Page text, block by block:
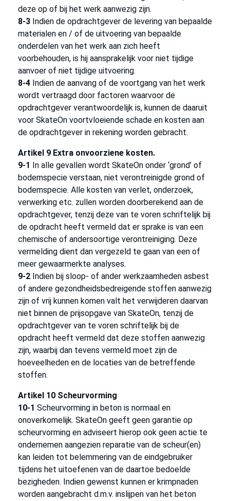
deze op of bij het werk aanwezig zijn.
8-3 Indien de opdrachtgever de levering van bepaalde
materialen en / of de uitvoering van bepaalde
onderdelen van het werk aan zich heeft
voorbehouden, is hij aansprakelijk voor niet tijdige
aanvoer of niet tijdige uitvoering.
8-4 Indien de aanvang of de voortgang van het werk
wordt vertraagd door factoren waarvoor de
opdrachtgever verantwoordelijk is, kunnen de daaruit
voor SkateOn voortvloeiende schade en kosten aan
de opdrachtgever in rekening worden gebracht.
Artikel 9 Extra onvoorziene kosten.
9-1 In alle gevallen wordt SkateOn onder ‘grond’ of
bodemspecie verstaan, niet verontreinigde grond of
bodemspecie. Alle kosten van verlet, onderzoek,
verwerking etc. zullen worden doorberekend aan de
opdrachtgever, tenzij deze van te voren schriftelijk bij
de opdracht heeft vermeld dat er sprake is van een
chemische of andersoortige verontreiniging. Deze
vermelding dient dan vergezeld te gaan van een of
meer gewaarmerkte analyses.
9-2 Indien bij sloop- of ander werkzaamheden asbest
of andere gezondheidsbedreigende stoffen aanwezig
zijn of vrij kunnen komen valt het verwijderen daarvan
niet binnen de prijsopgave van SkateOn, tenzij de
opdrachtgever van te voren schriftelijk bij de
opdracht heeft vermeld dat deze stoffen aanwezig
zijn, waarbij dan tevens vermeld moet zijn de
hoeveelheden en de locaties van de betreffende
stoffen.
Artikel 10 Scheurvorming
10-1 Scheurvorming in beton is normaal en
onoverkomelijk. SkateOn geeft geen garantie op
scheurvorming en adviseert hierop ook geen actie te
ondernemen aangezien reparatie van de scheur(en)
kan leiden tot belemmering van de eindgebruiker
tijdens het uitoefenen van de daartoe bedoelde
bezigheden. Indien gewenst kunnen er krimpnaden
worden aangebracht d.m.v. inslijpen van het beton